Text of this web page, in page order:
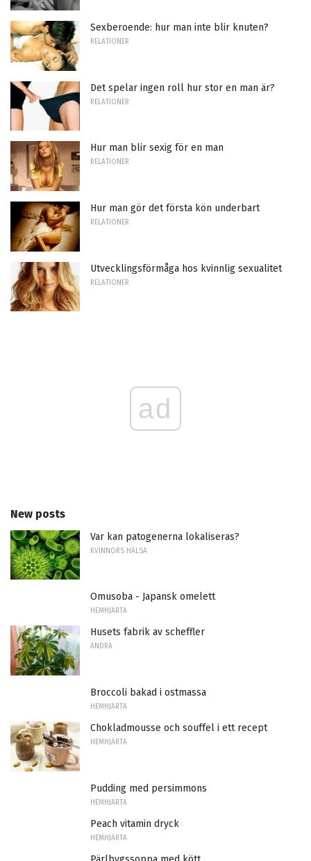
Sexberoende: hur man inte blir knuten?
RELATIONER
Det spelar ingen roll hur stor en man är?
RELATIONER
Hur man blir sexig för en man
RELATIONER
Hur man gör det första kön underbart
RELATIONER
Utvecklingsförmåga hos kvinnlig sexualitet
RELATIONER
ad
New posts
Var kan patogenerna lokaliseras?
KVINNORS HÄLSA
Omusoba - Japansk omelett
HEMHJÄRTA
Husets fabrik av scheffler
ANDRA
Broccoli bakad i ostmassa
HEMHJÄRTA
Chokladmousse och souffel i ett recept
HEMHJÄRTA
Pudding med persimmons
HEMHJÄRTA
Peach vitamin dryck
HEMHJÄRTA